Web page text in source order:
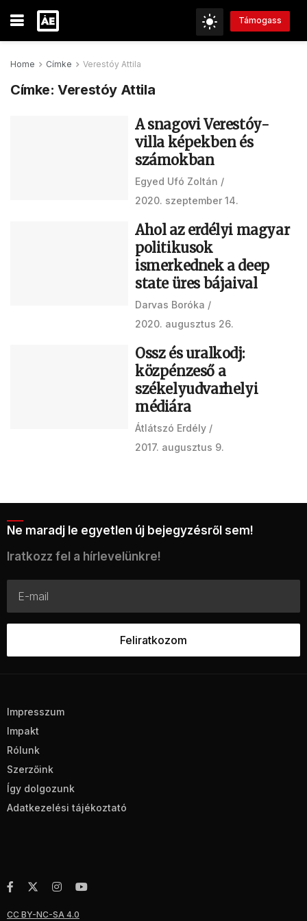
Támogass
Home Címke Verestóy Attila
Címke:Verestóy Attila
A snagovi Verestóy-
villa képekben és
számokban
Egyed Ufó Zoltán
2020. szeptember 14.
Ahol az erdélyi magyar
politikusok
ismerkednek a deep
state üres bájaival
Darvas Boróka
2020. augusztus 26.
Ossz és uralkodj:
közpénzeső a
székelyudvarhelyi
médiára
Átlátszó Erdély
2017. augusztus 9.
Ne maradj le egyetlen új bejegyzésről sem!
Iratkozz fel a hírlevelünkre!
Impresszum
Impakt
Rólunk
Szerzőink
Így dolgozunk
Adatkezelési tájékoztató
CC BY-NC-SA 4.0